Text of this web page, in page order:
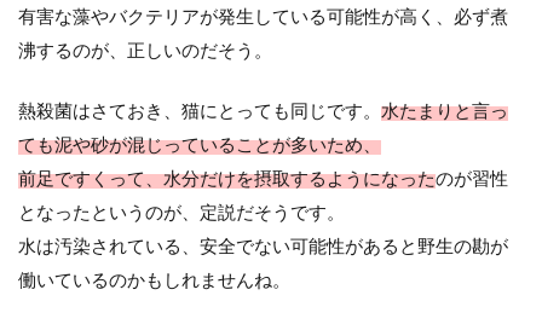
有害な藻やバクテリアが発生している可能性が高く、必ず煮
沸するのが、正しいのだそう。
熱殺菌はさておき、猫にとっても同じです。 水たまりと言っ
ても泥や砂が混じっていることが多いため、
前足ですくって、水分だけを摂取するようになったのが習性
となったというのが、定説だそうです。
水は汚染されている、安全でない可能性があると野生の勘が
働いているのかもしれませんね。